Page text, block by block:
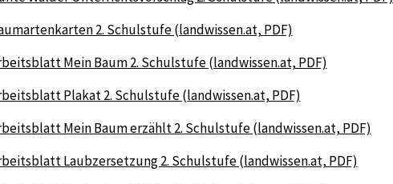
2. Schulstufe (landwissen.at, PDF)
Mein Baum 2. Schulstufe (landwissen.at, PDF)
Plakat 2. Schulstufe (landwissen.at, PDF)
Mein Baum erzählt 2. Schulstufe (landwissen.at, PDF)
Laubzersetzung 2. Schulstufe (landwissen.at, PDF)